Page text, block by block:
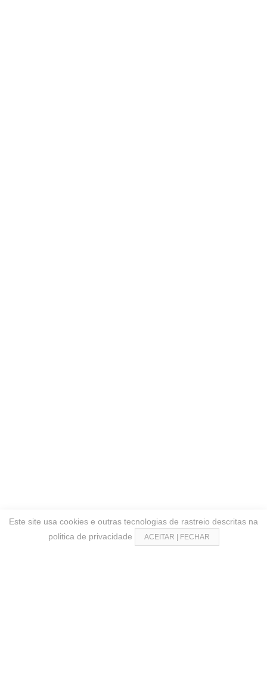
Este site usa cookies e outras tecnologias de rastreio descritas na
politica de privacidade
ACEITAR | FECHAR